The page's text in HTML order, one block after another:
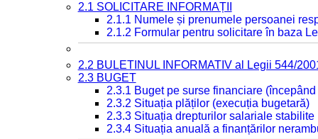
2.1 SOLICITARE INFORMAȚII
2.1.1 Numele și prenumele persoanei
2.1.2 Formular pentru solicitare în baza
2.2 BULETINUL INFORMATIV al Legii 544/
2.3 BUGET
2.3.1 Buget pe surse financiare
2.3.2 Situația plăților (execuția bugetară)
2.3.3 Situația drepturilor salariale
2.3.4 Situația anuală a finanțărilor